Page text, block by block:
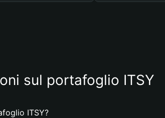
sul portafoglio ITSY
ITSY?